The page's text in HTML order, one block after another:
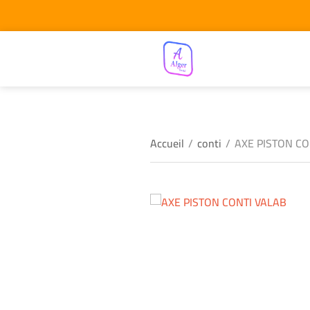
Accueil / conti / AXE PISTON